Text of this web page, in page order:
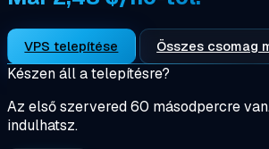
VPS telepítése Összes csomag
Készen áll a telepítésre?
Az első szervered 60 másodpercre
indulhatsz.